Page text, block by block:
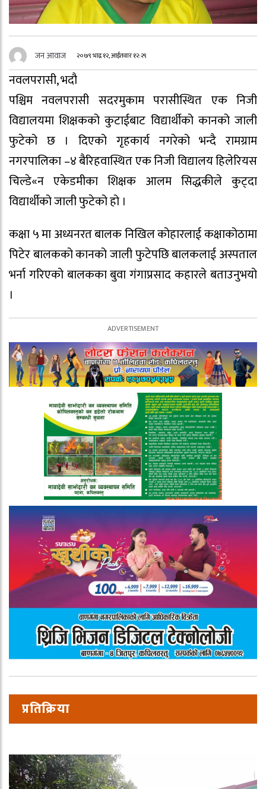
जन आवाज २०७९ भाद्र १२, आईतवार १२:२९
नवलपरासी, भदौ
पश्चिम नवलपरासी सदरमुकाम परासीस्थित एक निजी
विद्यालयमा शिक्षकको कुटाईबाट विद्यार्थीको कानको जाली
फुटेको छ । दिएको गृहकार्य नगरेको भन्दै रामग्राम
नगरपालिका –४ बैरिहवास्थित एक निजी विद्यालय हिलेरियस
चिल्डे«न एकेडमीका शिक्षक आलम सिद्धकीले कुट्दा
विद्यार्थीको जाली फुटेको हो ।
कक्षा ५ मा अध्यनरत बालक निखिल कोहारलाई कक्षाकोठामा
पिटेर बालकको कानको जाली फुटेपछि बालकलाई अस्पताल
भर्ना गरिएको बालकका बुवा गंगाप्रसाद कहारले बताउनुभयो
।
प्रतिक्रिया